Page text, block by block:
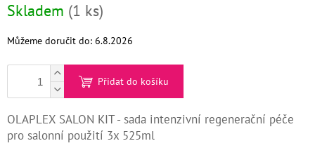
K-
Pomůcky
O
cena:
Skladem (1 ks)
Můžeme doručit do: 6.8.2026
Přidat do košíku
OLAPLEX SALON KIT - sada intenzivní regenerační péče
pro salonní použití 3x 525ml